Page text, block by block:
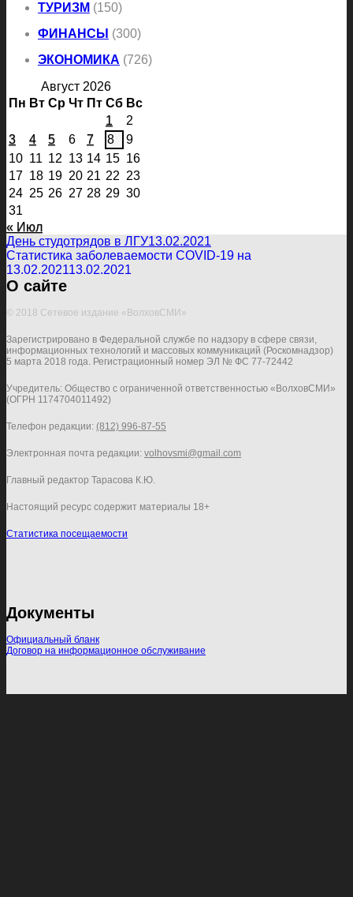
ТУРИЗМ (150)
ФИНАНСЫ (300)
ЭКОНОМИКА (726)
Август 2026
Пн Вт Ср Чт Пт Сб Вс
1
2
3
4 5 6 7 8
9
10 11 12 13 14 15 16
17 18 19 20 21 22 23
24 25 26 27 28 29 30
31
« Июл
День студотрядов в ЛГУ13.02.2021
Статистика заболеваемости COVID-19 на
13.02.202113.02.2021
О сайте
© 2018 Сетевое издание «ВолховСМИ»
Зарегистрировано в Федеральной службе по надзору в сфере связи,
информационных технологий и массовых коммуникаций (Роскомнадзор)
5 марта 2018 года. Регистрационный номер ЭЛ № ФС 77-72442
Учредитель: Общество с ограниченной ответственностью «ВолховСМИ»
(ОГРН 1174704011492)
Телефон редакции: (812) 996-87-55
Электронная почта редакции: volhovsmi@gmail.com
Главный редактор Тарасова К.Ю.
Настоящий ресурс содержит материалы 18+
Статистика посещаемости
Документы
Официальный бланк
Договор на информационное обслуживание